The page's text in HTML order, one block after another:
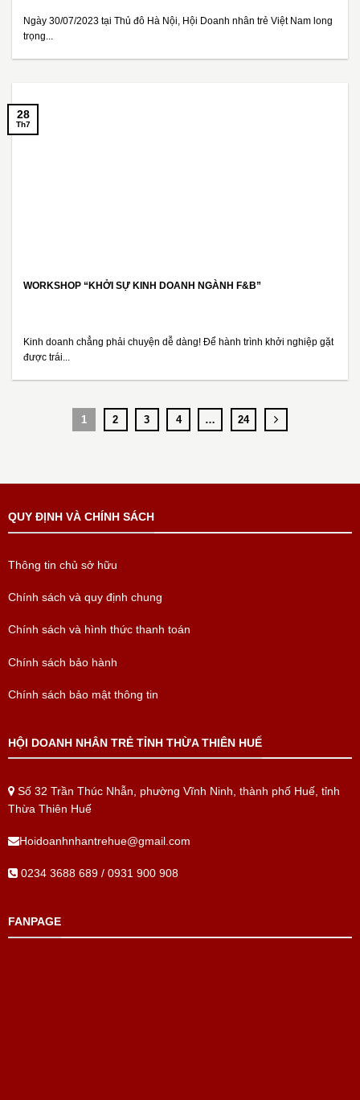
Ngày 30/07/2023 tại Thủ đô Hà Nội, Hội Doanh nhân trẻ Việt Nam long
trọng...
WORKSHOP “KHỞI SỰ KINH DOANH NGÀNH F&B”
Kinh doanh chẳng phải chuyện dễ dàng! Để hành trình khởi nghiệp gặt
được trái...
28
Th7
1 2 3 4 … 24
QUY ĐỊNH VÀ CHÍNH SÁCH
Thông tin chủ sở hữu
Chính sách và quy định chung
Chính sách và hình thức thanh toán
Chính sách bảo hành
Chính sách bảo mật thông tin
HỘI DOANH NHÂN TRẺ TỈNH THỪA THIÊN HUẾ
Số 32 Trần Thúc Nhẫn, phường Vĩnh Ninh, thành phố Huế, tỉnh
Thừa Thiên Huế
Hoidoanhnhantrehue@gmail.com
0234 3688 689 / 0931 900 908
FANPAGE